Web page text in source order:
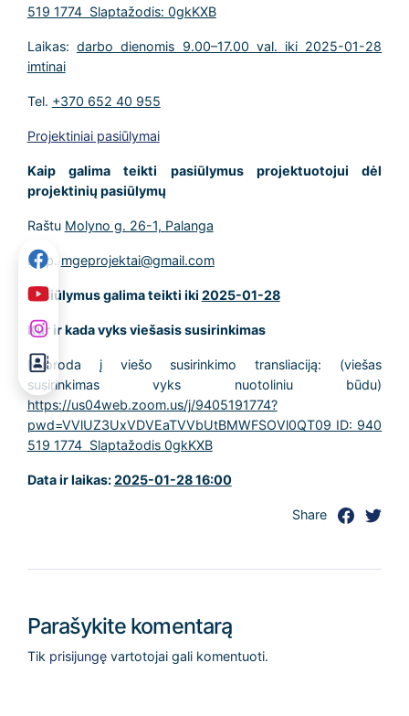
519 1774 Slaptažodis: 0gkKXB
Laikas: darbo dienomis 9.00–17.00 val. iki 2025-01-28
imtinai
Tel. +370 652 40 955
Projektiniai pasiūlymai
Kaip galima teikti pasiūlymus projektuotojui dėl
projektinių pasiūlymų
Raštu Molyno g. 26-1, Palanga
El. p. mgeprojektai@gmail.com
Pasiūlymus galima teikti iki 2025-01-28
Kur ir kada vyks viešasis susirinkimas
Nuoroda į viešo susirinkimo transliaciją: (viešas
susirinkimas vyks nuotoliniu būdu)
https://us04web.zoom.us/j/9405191774?
pwd=VVlUZ3UxVDVEaTVVbUtBMWFSOVl0QT09 ID: 940
519 1774 Slaptažodis 0gkKXB
Data ir laikas:2025-01-28 16:00
Share
Parašykite komentarą
Tik prisijungęvartotojai gali komentuoti.